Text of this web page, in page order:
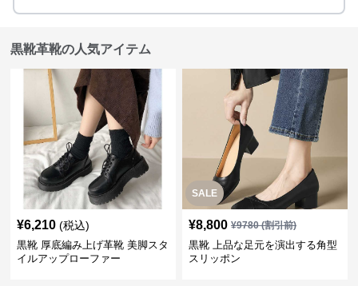
黒靴革靴の人気アイテム
¥6,210 (税込)
黒靴 厚底編み上げ革靴 美脚スタ
イルアップローファー
SALE
¥8,800 ¥9780(割引前)
黒靴 上品な足元を演出する角型
スリッポン